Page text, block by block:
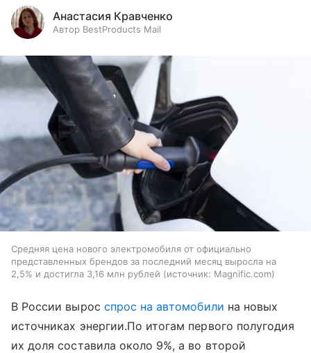
Анастасия Кравченко
Автор BestProducts Mail
Средняя цена нового электромобиля от официально
представленных брендов за последний месяц выросла на
2,5% и достигла 3,16 млн рублей
источник: Magnific.com
В России вырос спрос на автомобили на новых
источниках энергии.По итогам первого полугодия
их доля составила около 9%, а во второй